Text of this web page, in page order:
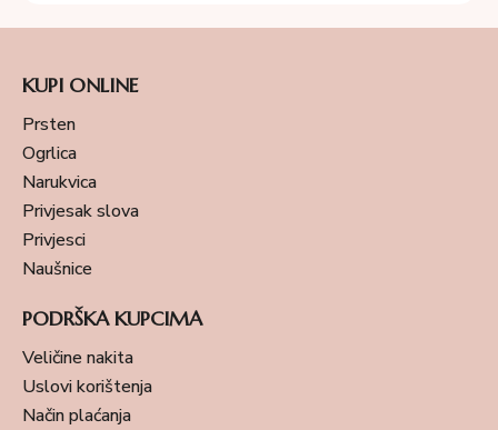
KUPI ONLINE
Prsten
Ogrlica
Narukvica
Privjesak slova
Privjesci
Naušnice
PODRŠKA KUPCIMA
Veličine nakita
Uslovi korištenja
Način plaćanja